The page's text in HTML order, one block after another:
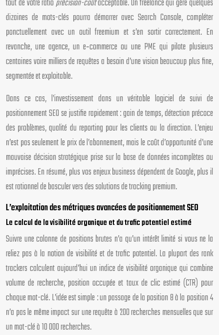
tout de votre ratioprécision-coûtacceptable. Un freelance qui gère quelques
dizaines de mots-clés pourra démarrer avec Search Console, compléter
ponctuellement avec un outil freemium et s’en sortir correctement. En
revanche, une agence, un e‑commerce ou une PME qui pilote plusieurs
centaines voire milliers de requêtes a besoin d’une vision beaucoup plus fine,
segmentée et exploitable.
Dans ce cas, l’investissement dans un véritable logiciel de suivi de
positionnement SEO se justifie rapidement : gain de temps, détection précoce
des problèmes, qualité du reporting pour les clients ou la direction. L’enjeu
n’est pas seulement le prix de l’abonnement, mais le coût d’opportunité d’une
mauvaise décision stratégique prise sur la base de données incomplètes ou
imprécises. En résumé, plus vos enjeux business dépendent de Google, plus il
est rationnel de basculer vers des solutions de tracking premium.
L’exploitation des métriques avancées de positionnement SEO
Le calcul de la visibilité organique et du trafic potentiel estimé
Suivre une colonne de positions brutes n’a qu’un intérêt limité si vous ne la
reliez pas à la notion de visibilité et de trafic potentiel. La plupart des rank
trackers calculent aujourd’hui un indice de visibilité organique qui combine
volume de recherche, position occupée et taux de clic estimé (CTR) pour
chaque mot-clé. L’idée est simple : un passage de la position 8 à la position 4
n’a pas le même impact sur une requête à 200 recherches mensuelles que sur
un mot-clé à 10 000 recherches.